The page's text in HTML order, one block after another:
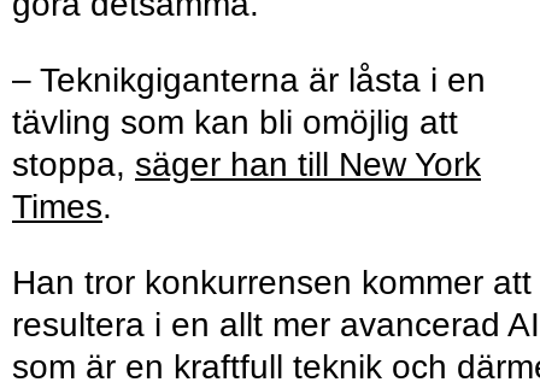
– Teknikgiganterna är låsta i en
tävling som kan bli omöjlig att
stoppa, säger han till New York
Times.
Han tror konkurrensen kommer att
resultera i en allt mer avancerad
som är en kraftfull teknik och